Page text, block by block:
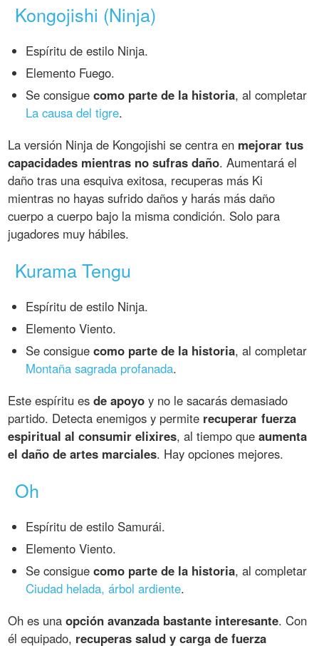
Kongojishi (Ninja)
Espíritu de estilo Ninja.
Elemento Fuego.
Se consiguecomo parte de la historia, al completar
La causa del tigre.
La versión Ninja de Kongojishi se centra en mejorar tus
capacidades mientras no sufras daño. Aumentará el
daño tras una esquiva exitosa, recuperas más Ki
mientras no hayas sufrido daños y harás más daño
cuerpo a cuerpo bajo la misma condición. Solo para
jugadores muy hábiles.
Kurama Tengu
Espíritu de estilo Ninja.
Elemento Viento.
Se consiguecomo parte de la historia, al completar
Montaña sagrada profanada.
Este espíritu esde apoyo y no le sacarás demasiado
partido. Detecta enemigos y permite recuperar fuerza
espiritual al consumir elixires, al tiempo queaumenta
el daño de artes marciales. Hay opciones mejores.
Oh
Espíritu de estilo Samurái.
Elemento Viento.
Se consiguecomo parte de la historia, al completar
Ciudad helada, árbol ardiente.
Oh es unaopción avanzada bastante interesante. Con
él equipado, recuperas salud y carga de fuerza